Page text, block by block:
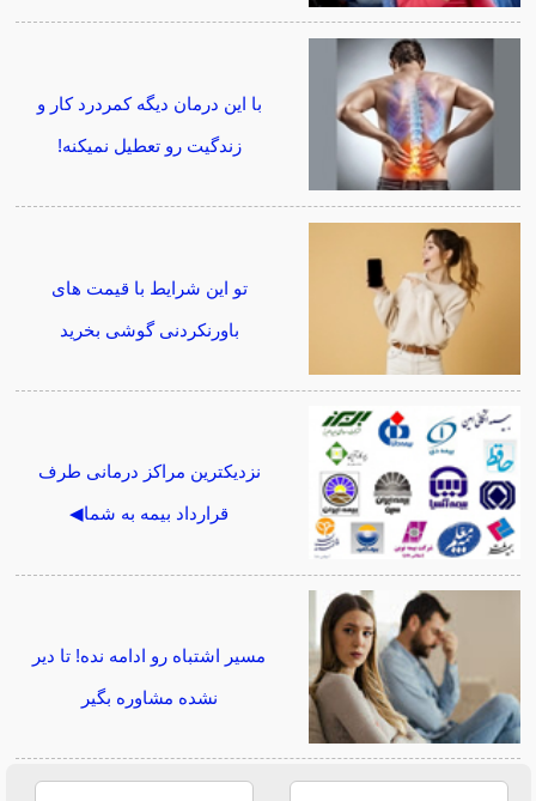
با این درمان دیگه کمردرد کار و
زندگیت رو تعطیل نمیکنه!
تو این شرایط با قیمت های
باورنکردنی گوشی بخرید
نزدیکترین مراکز درمانی طرف
قرارداد بیمه به شما◀
مسیر اشتباه رو ادامه نده! تا دیر
نشده مشاوره بگیر